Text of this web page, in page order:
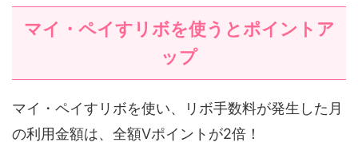
マイ・ペイすリボを使うとポイントア
ップ
マイ・ペイすリボを使い、リボ手数料が発生した月
の利用金額は、全額Vポイントが2倍！